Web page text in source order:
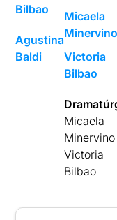
Bilbao
Agustina
Baldi
Micaela
Minervino
Victoria
Bilbao
Micaela
Minervino
Victoria
Bilbao